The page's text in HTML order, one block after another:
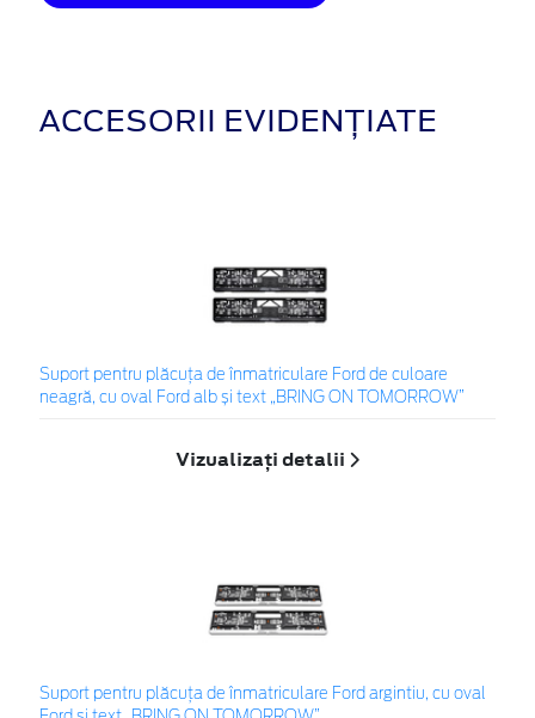
ACCESORII EVIDENȚIATE
Suport pentru plăcuța de înmatriculare Ford de culoare
neagră, cu oval Ford alb și text „BRING ON TOMORROW”
Vizualizați detalii
Suport pentru plăcuța de înmatriculare Ford argintiu, cu oval